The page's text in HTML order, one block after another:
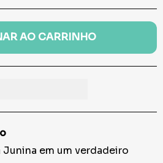
AO CARRINHO
em um verdadeiro